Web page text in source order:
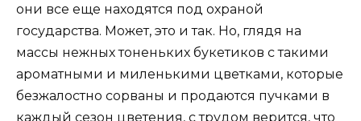
они все еще находятся под охраной
государства. Может, это и так. Но, глядя на
массы нежных тоненьких букетиков с такими
ароматными и миленькими цветками, которые
безжалостно сорваны и продаются пучками в
каждый сезон цветения, с трудом верится, что